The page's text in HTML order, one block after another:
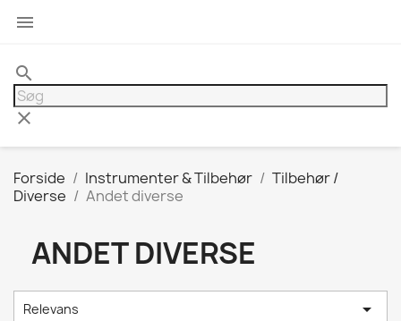

search
clear
Forside Instrumenter & Tilbehør
Tilbehør /
Diverse
Andet diverse
ANDET DIVERSE
Relevans 